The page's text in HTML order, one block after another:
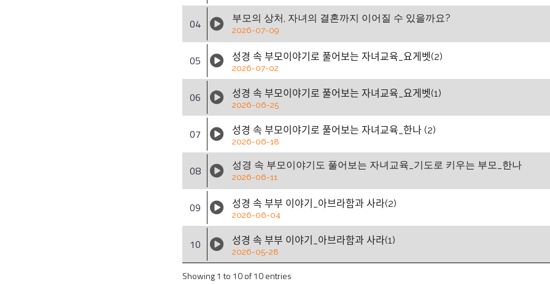
04 부모의 상처, 자녀의 결혼까지 이어질 수 있을까요?
2026-07-09
05 성경 속 부모이야기로 풀어보는 자녀교육_요게벳(2)
2026-07-02
06 성경 속 부모이야기로 풀어보는 자녀교육_요게벳(1)
2026-06-25
07 성경 속 부모이야기로 풀어보는 자녀교육_한나 (2)
2026-06-18
08 성경 속 부모이야기도 풀어보는 자녀교육_기도로 키우는 부모_한나
2026-06-11
09 성경 속 부부 이야기_아브라함과 사라(2)
2026-06-04
10 성경 속 부부 이야기_아브라함과 사라(1)
2026-05-28
Showing 1 to 10 of 10 entries